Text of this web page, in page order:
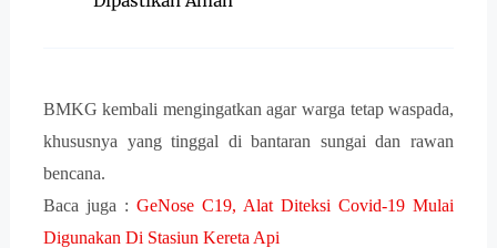
BMKG kembali mengingatkan agar warga tetap waspada,
khususnya yang tinggal di bantaran sungai dan rawan
bencana.
Baca juga : GeNose C19, Alat Diteksi Covid-19 Mulai
Digunakan Di Stasiun Kereta Api